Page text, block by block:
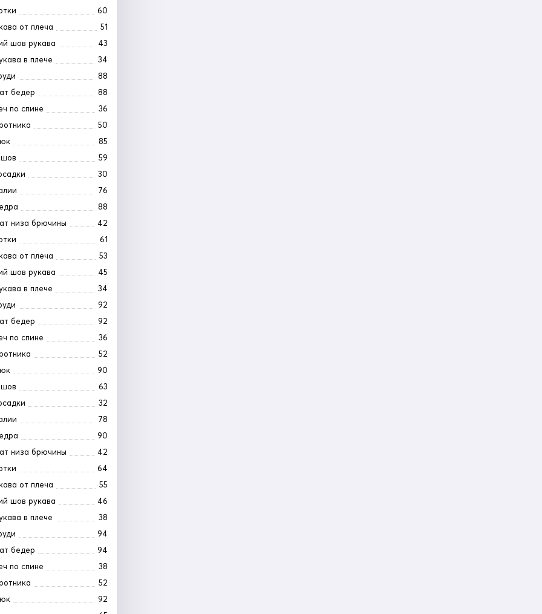
60
от плеча
51
шов рукава
43
в плече
34
88
бедер
88
по спине
36
50
85
59
30
76
88
низа брючины
42
61
от плеча
53
шов рукава
45
в плече
34
92
бедер
92
по спине
36
52
90
63
32
78
90
низа брючины
42
64
от плеча
55
шов рукава
46
в плече
38
94
бедер
94
по спине
38
52
92